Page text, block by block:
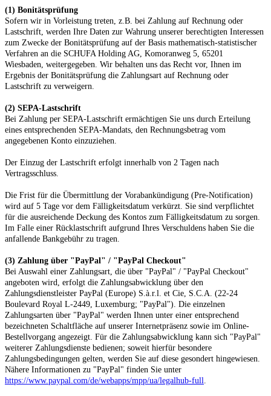
(1) Bonitätsprüfung
Sofern wir in Vorleistung treten, z.B. bei Zahlung auf Rechnung oder
Lastschrift, werden Ihre Daten zur Wahrung unserer berechtigten Interessen
zum Zwecke der Bonitätsprüfung auf der Basis mathematisch-statistischer
Verfahren an die SCHUFA Holding AG, Komoranweg 5, 65201
Wiesbaden, weitergegeben. Wir behalten uns das Recht vor, Ihnen im
Ergebnis der Bonitätsprüfung die Zahlungsart auf Rechnung oder
Lastschrift zu verweigern.
(2) SEPA-Lastschrift
Bei Zahlung per SEPA-Lastschrift ermächtigen Sie uns durch Erteilung
eines entsprechenden SEPA-Mandats, den Rechnungsbetrag vom
angegebenen Konto einzuziehen.
Der Einzug der Lastschrift erfolgt innerhalb von 2 Tagen nach
Vertragsschluss.
Die Frist für die Übermittlung der Vorabankündigung (Pre-Notification)
wird auf 5 Tage vor dem Fälligkeitsdatum verkürzt. Sie sind verpflichtet
für die ausreichende Deckung des Kontos zum Fälligkeitsdatum zu sorgen.
Im Falle einer Rücklastschrift aufgrund Ihres Verschuldens haben Sie die
anfallende Bankgebühr zu tragen.
(3) Zahlung über "PayPal" / "PayPal Checkout"
Bei Auswahl einer Zahlungsart, die über "PayPal" / "PayPal Checkout"
angeboten wird, erfolgt die Zahlungsabwicklung über den
Zahlungsdienstleister PayPal (Europe) S.à.r.l. et Cie, S.C.A. (22-24
Boulevard Royal L-2449, Luxemburg; "PayPal"). Die einzelnen
Zahlungsarten über "PayPal" werden Ihnen unter einer entsprechend
bezeichneten Schaltfläche auf unserer Internetpräsenz sowie im Online-
Bestellvorgang angezeigt. Für die Zahlungsabwicklung kann sich "PayPal"
weiterer Zahlungsdienste bedienen; soweit hierfür besondere
Zahlungsbedingungen gelten, werden Sie auf diese gesondert hingewiesen.
Nähere Informationen zu "PayPal" finden Sie unter
https://www.paypal.com/de/webapps/mpp/ua/legalhub-full.